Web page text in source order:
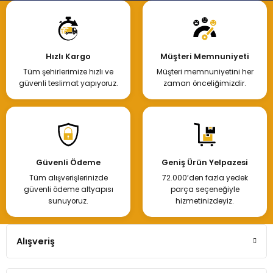
Hızlı Kargo
Tüm şehirlerimize hızlı ve
güvenli teslimat yapıyoruz.
Müşteri Memnuniyeti
Müşteri memnuniyetini her
zaman önceliğimizdir.
Güvenli Ödeme
Tüm alışverişlerinizde
güvenli ödeme altyapısı
sunuyoruz.
Geniş Ürün Yelpazesi
72.000’den fazla yedek
parça seçeneğiyle
hizmetinizdeyiz.
Alışveriş